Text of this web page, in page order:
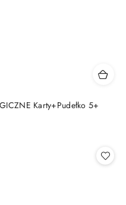
Karty+Pudełko 5+